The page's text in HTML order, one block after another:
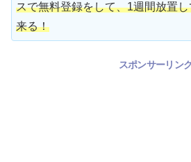
スで無料登録をして、1週間放置
来る！
スポンサーリンク